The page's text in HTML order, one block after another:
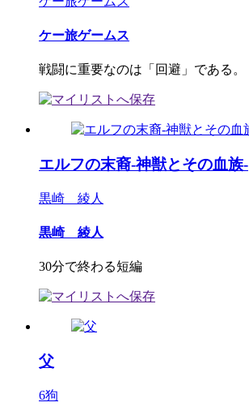
ケー旅ゲームス
戦闘に重要なのは「回避」である。
エルフの末裔-神獣とその血族-
黒崎 綾人
黒崎 綾人
30分で終わる短編
父
6狗